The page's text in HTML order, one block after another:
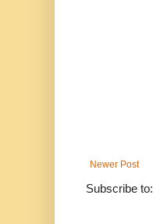
Newer Post
Subscribe to: